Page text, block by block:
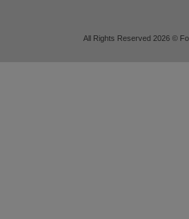
All Rights Reserved 2026 ©